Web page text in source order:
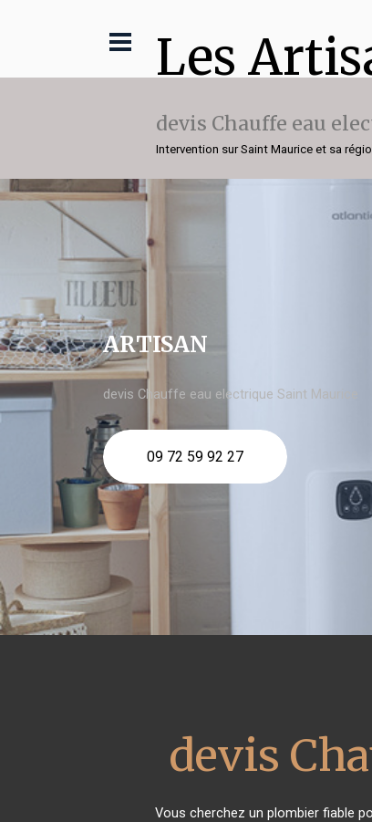
Les
devis Chauffe eau
Intervention sur Saint Maurice et sa
ARTISAN
devis Chauffe eau electrique Saint Maurice
09 72 59 92 27
devis
Vous cherchez un plombier fiable